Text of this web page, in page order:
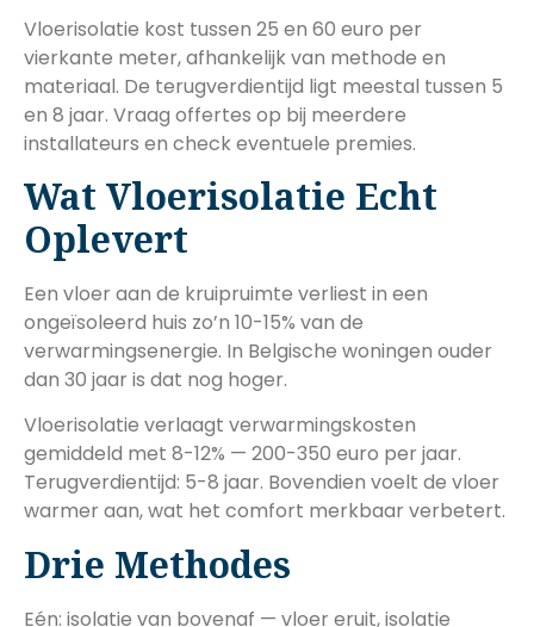
Vloerisolatie kost tussen 25 en 60 euro per
vierkante meter, afhankelijk van methode en
materiaal. De terugverdientijd ligt meestal tussen 5
en 8 jaar. Vraag offertes op bij meerdere
installateurs en check eventuele premies.
Wat Vloerisolatie Echt
Oplevert
Een vloer aan de kruipruimte verliest in een
ongeïsoleerd huis zo’n 10-15% van de
verwarmingsenergie. In Belgische woningen ouder
dan 30 jaar is dat nog hoger.
Vloerisolatie verlaagt verwarmingskosten
gemiddeld met 8-12% — 200-350 euro per jaar.
Terugverdientijd: 5-8 jaar. Bovendien voelt de vloer
warmer aan, wat het comfort merkbaar verbetert.
Drie Methodes
Eén: isolatie van bovenaf — vloer eruit, isolatie